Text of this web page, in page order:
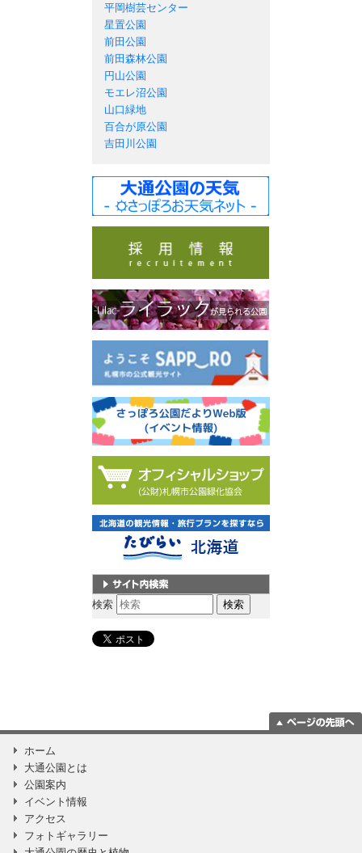
平岡樹芸センター
星置公園
前田公園
前田森林公園
円山公園
モエレ沼公園
山口緑地
百合が原公園
吉田川公園
サイト内検索
検索
ホーム
大通公園とは
公園案内
イベント情報
アクセス
フォトギャラリー